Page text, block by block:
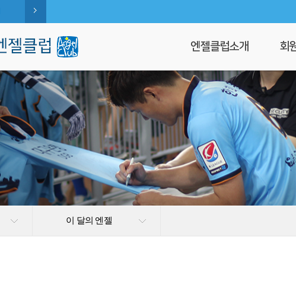
엔젤클럽소개
회장 인사말
엔젤클럽이란
클럽 조직도
찾아오시는길
회
이 달의 엔젤